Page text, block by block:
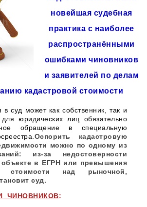
новейшая судебная
практика с наиболее
распространёнными
ошибками чиновников
и заявителей по делам
кадастровой стоимости
в суд может как собственник, так и
юридических лиц обязательно
обращение в специальную
Оспорить кадастровую
можно по одному из
из-за недостоверности
в ЕГРН или превышения
стоимости над рыночной,
суд.
ЧИНОВНИКОВ: